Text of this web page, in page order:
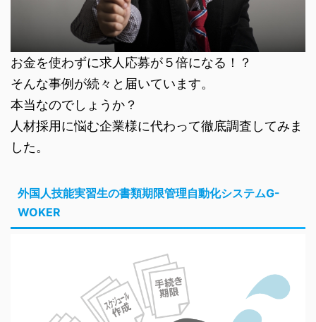
お金を使わずに求人応募が５倍になる！？
そんな事例が続々と届いています。
本当なのでしょうか？
人材採用に悩む企業様に代わって徹底調査してみま
した。
外国人技能実習生の書類期限管理自動化システムG-
WOKER